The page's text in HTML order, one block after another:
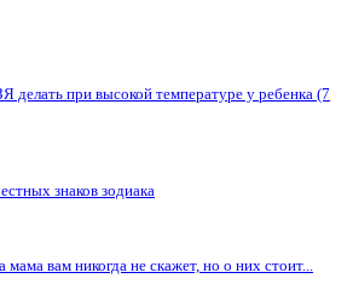
при высокой температуре у ребенка (7
знаков зодиака
вам никогда не скажет, но о них стоит...